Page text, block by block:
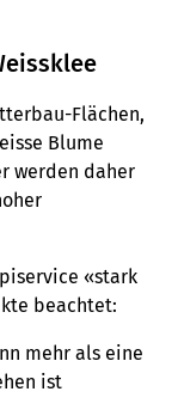
Flächen,
Blume
werden daher
«stark
beachtet:
mehr als eine
ist